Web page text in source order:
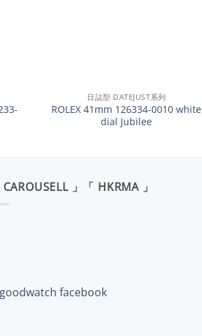
日誌型 DATEJUST系列
ROLEX 41mm 126334-0010 white
dial Jubilee
CAROUSELL 」「 HKRMA 」